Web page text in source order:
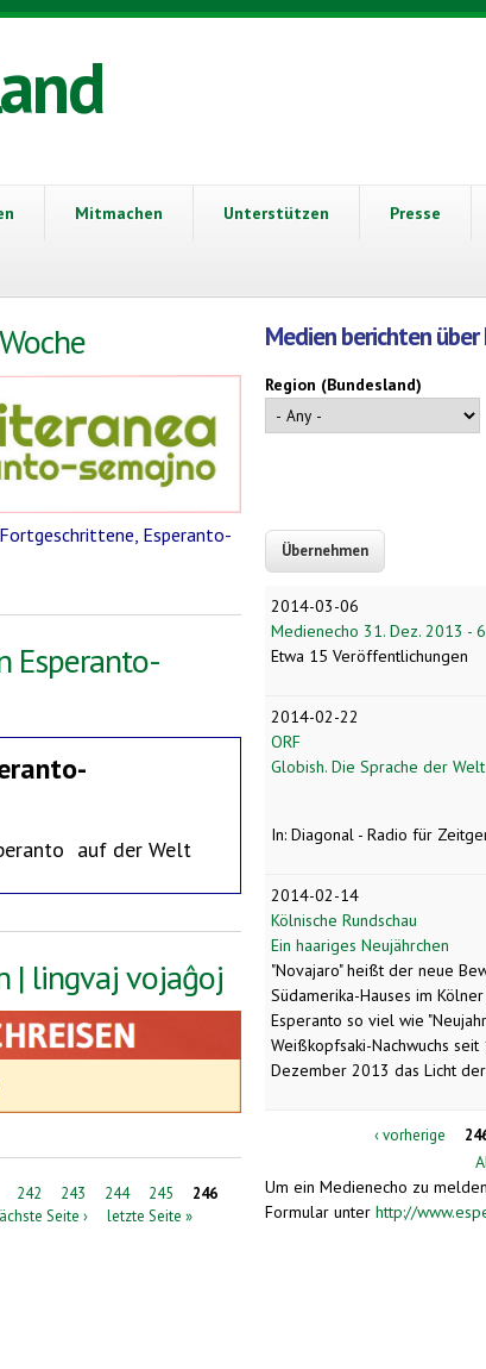
Mitmachen Unterstützen Presse
Esperanto-
Esperanto-
auf der Welt
| lingvaj vojaĝoj
242 243 244 245
246
Seite › letzte Seite »
Medien berichten
Region (Bundesland)
2014-03-06
Medienecho 31. Dez. 2013 -
Etwa 15 Veröffentlichungen
2014-02-22
ORF
Globish. Die Sprache der Welt
In: Diagonal - Radio für
2014-02-14
Kölnische Rundschau
Ein haariges Neujährchen
"Novajaro" heißt der neue
Südamerika-Hauses im
Esperanto so viel wie
Weißkopfsaki-Nachwuchs
Dezember 2013 das Licht
‹ vorherige
Um ein Medienecho zu
Formular unter http://